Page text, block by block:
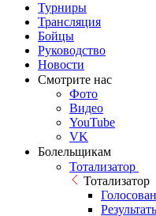
Турниры
Трансляция
Бойцы
Руководство
Новости
Смотрите нас
Фото
Видео
YouTube
VK
Болельщикам
Тотализатор
Тотализатор